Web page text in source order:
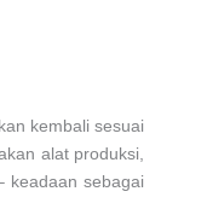
kembali sesuai
alat produksi,
keadaan sebagai